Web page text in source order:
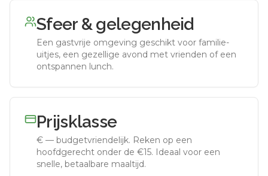
Sfeer & gelegenheid
Een gastvrije omgeving geschikt voor familie-
uitjes, een gezellige avond met vrienden of een
ontspannen lunch.
Prijsklasse
€ — budgetvriendelijk. Reken op een
hoofdgerecht onder de €15. Ideaal voor een
snelle, betaalbare maaltijd.